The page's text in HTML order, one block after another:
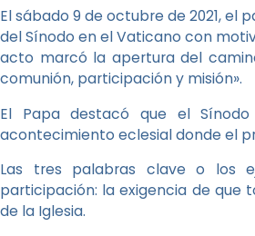
El sábado 9 de octubre de 2021, el
del Sínodo en el Vaticano con
acto marcó la apertura del
comunión, participación y misión».
El Papa destacó que el
acontecimiento eclesial donde el
Las tres palabras clave o los
participación: la exigencia de que
de la Iglesia.